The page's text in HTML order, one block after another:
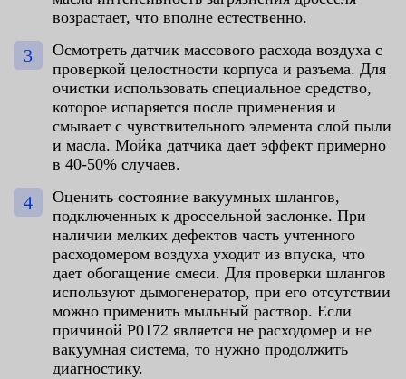
возрастает, что вполне естественно.
Осмотреть датчик массового расхода воздуха с
проверкой целостности корпуса и разъема. Для
очистки использовать специальное средство,
которое испаряется после применения и
смывает с чувствительного элемента слой пыли
и масла. Мойка датчика дает эффект примерно
в 40-50% случаев.
Оценить состояние вакуумных шлангов,
подключенных к дроссельной заслонке. При
наличии мелких дефектов часть учтенного
расходомером воздуха уходит из впуска, что
дает обогащение смеси. Для проверки шлангов
используют дымогенератор, при его отсутствии
можно применить мыльный раствор. Если
причиной P0172 является не расходомер и не
вакуумная система, то нужно продолжить
диагностику.